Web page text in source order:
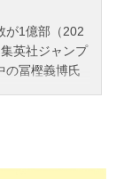
が1億部（202
英社ジャンプ
の冨樫義博氏
の戦闘シー